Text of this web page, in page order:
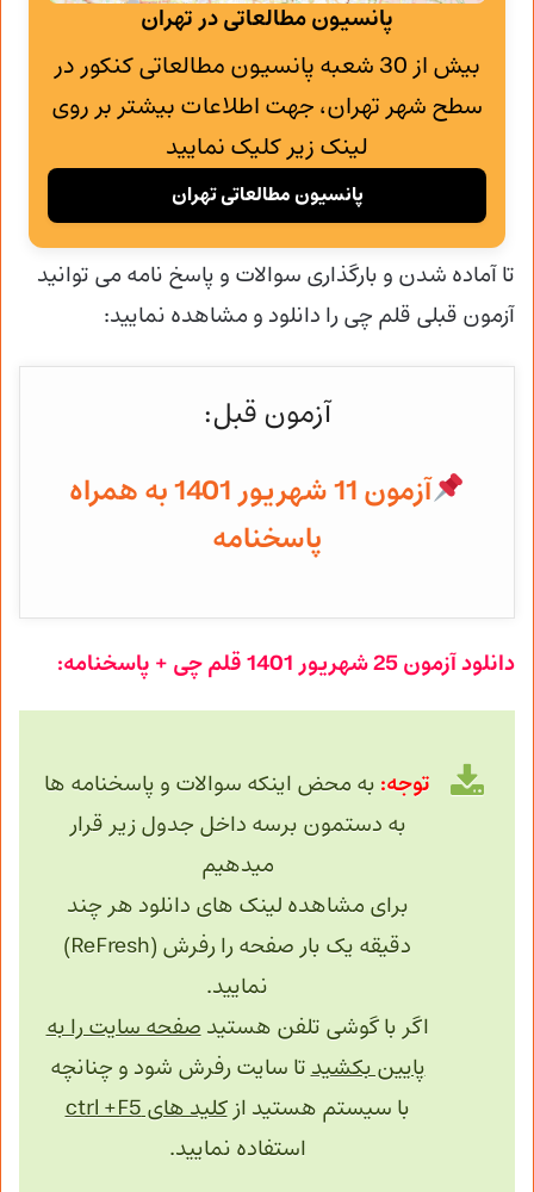
پانسیون مطالعاتی در تهران
بیش از 30 شعبه پانسیون مطالعاتی کنکور در
سطح شهر تهران، جهت اطلاعات بیشتر بر روی
لینک زیر کلیک نمایید
پانسیون مطالعاتی تهران
تا آماده شدن و بارگذاری سوالات و پاسخ نامه می توانید
آزمون قبلی قلم چی را دانلود و مشاهده نمایید:
آزمون قبل:
آزمون 11 شهریور 1401 به همراه
پاسخنامه
دانلود آزمون25 شهریور
توجه: به محض اینکه سوالات و پاسخنامه ها
به دستمون برسه داخل جدول زیر قرار
میدهیم
برای مشاهده لینک های دانلود هر چند
دقیقه یک بار صفحه را رفرش (ReFresh)
نمایید.
اگر با گوشی تلفن هستیدصفحه سایت را به
پایین بکشیدتا سایت رفرش شود و چنانچه
با سیستم هستید ازکلید های ctrl +F5
استفاده نمایید.